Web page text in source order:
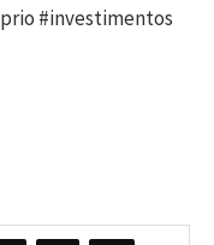
#investimentos